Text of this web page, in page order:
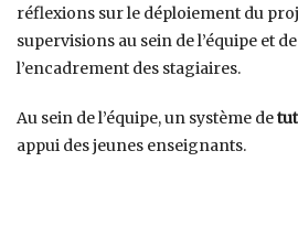
réflexions sur le déploiement du
supervisions au sein de l’équipe et
l’encadrement des stagiaires.
Au sein de l’équipe, un système de
appui des jeunes enseignants.